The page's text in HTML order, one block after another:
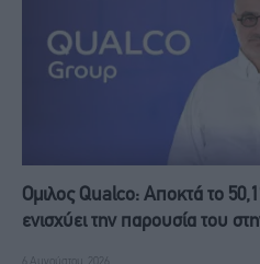
Ομιλος Qualco: Αποκτά το
ενισχύει την παρουσία του